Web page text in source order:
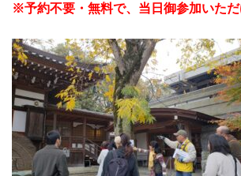
※予約不要・無料で、当日御参加いただ